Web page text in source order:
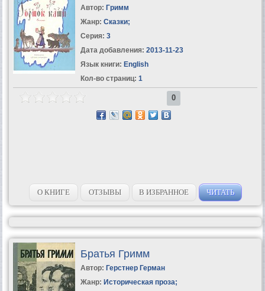
Автор: Гримм
Жанр: Сказки;
Серия: 3
Дата добавления: 2013-11-23
Язык книги: English
Кол-во страниц: 1
0
О КНИГЕ ОТЗЫВЫ В ИЗБРАННОЕ ЧИТАТЬ
Братья Гримм
Автор: Герстнер Герман
Жанр: Историческая проза;